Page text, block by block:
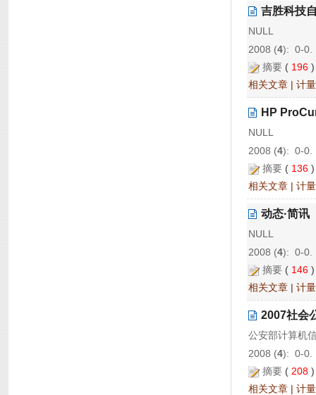
吉胜科技
NULL
2008 (4): 0-0.
摘要 ( 196
相关文章 | 计
HP
NULL
2008 (4): 0-0.
摘要 ( 136
相关文章 | 计
动态·简讯
NULL
2008 (4): 0-0.
摘要 ( 146
相关文章 | 计
2007社会
公安部计算机
2008 (4): 0-0.
摘要 ( 208
相关文章 | 计